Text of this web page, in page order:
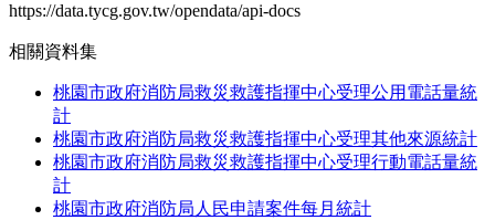
https://data.tycg.gov.tw/opendata/api-docs
相關資料集
桃園市政府消防局救災救護指揮中心受理公用電話量統
計
桃園市政府消防局救災救護指揮中心受理其他來源統計
桃園市政府消防局救災救護指揮中心受理行動電話量統
計
桃園市政府消防局人民申請案件每月統計